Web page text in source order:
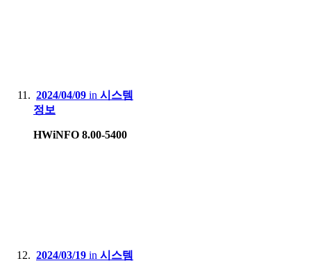
2024/04/09 in 시스템
정보
HWiNFO 8.00-5400
2024/03/19 in 시스템